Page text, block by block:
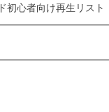
初心者向け再生リスト